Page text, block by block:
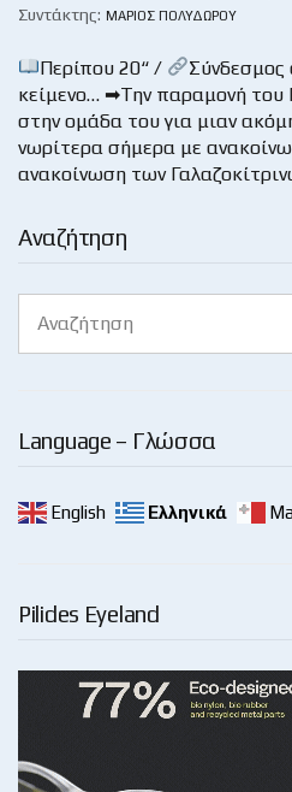
Αναζήτηση
for:
Language – Γλώσσα
English Ελληνικά
Pilides Eyeland
Συντάκτης: ΜΆΡΙΟΣ ΠΟΛΥΔΏΡΟΥ
Περίπου 20“ /
κείμενο… ➡Την παραμονή
στην ομάδα του για μιαν
νωρίτερα σήμερα με
ανακοίνωση των